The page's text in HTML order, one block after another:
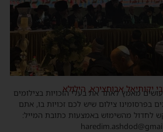
יקותיאל אבוחצירא, הילולא
מאמץ לאתר את בעלי הזכויות בצילומים
בפרסומינו צילום שיש לכם זכויות בו, אתם
לחדול מהשימוש באמצעות כתובת המייל: